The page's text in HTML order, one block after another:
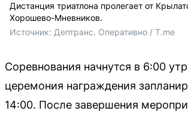
Дистанция триатлона пролегает от
Хорошево-Мневников.
Источник: Дептранс. Оперативно / T.me
Соревнования начнутся в 6:00
церемония награждения
14:00. После завершения